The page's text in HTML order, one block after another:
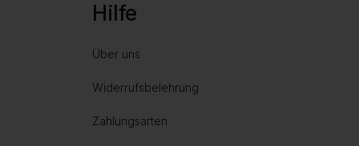
Hilfe
Über uns
Widerrufsbelehrung
Zahlungsarten